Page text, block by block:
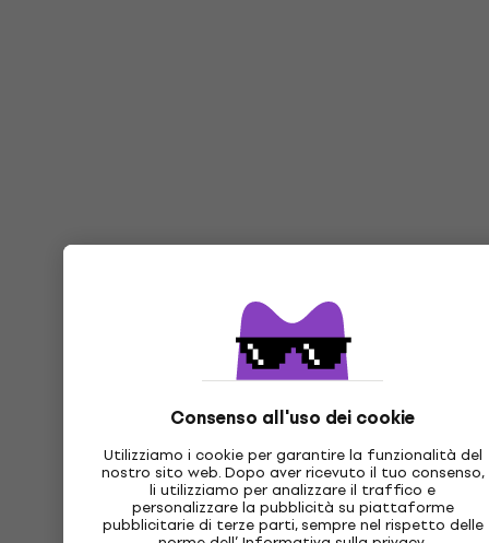
Consenso all'uso dei cookie
Utilizziamo i cookie per garantire la funzionalità del
nostro sito web. Dopo aver ricevuto il tuo consenso,
li utilizziamo per analizzare il traffico e
personalizzare la pubblicità su piattaforme
pubblicitarie di terze parti, sempre nel rispetto delle